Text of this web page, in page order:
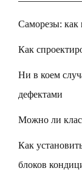
Саморезы: как
Как
Ни в коем
дефектами
Можно ли
Как
блоков